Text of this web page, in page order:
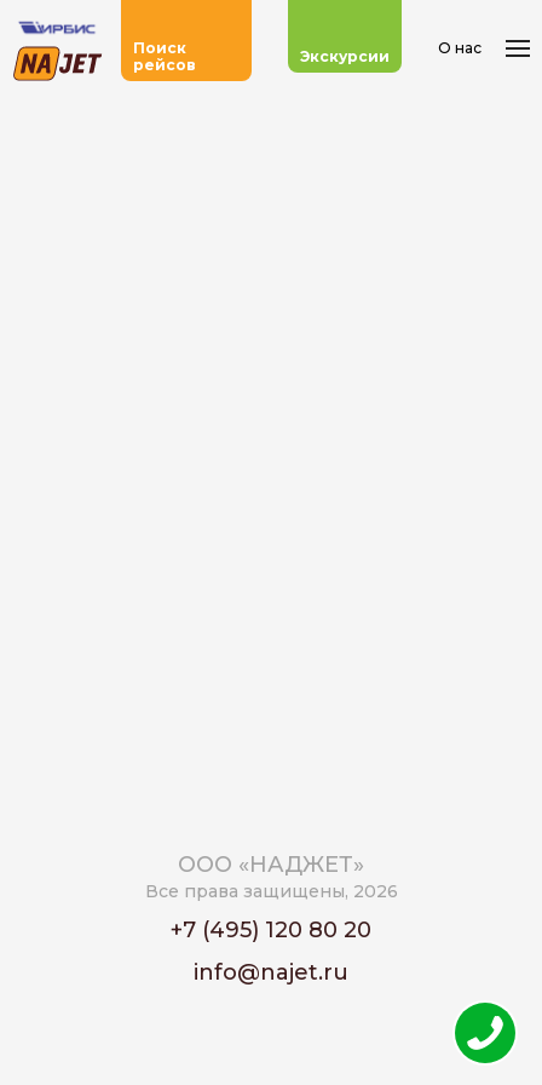
Поиск
рейсов
Экскурсии О нас
ООО «НАДЖЕТ»
Все права защищены, 2026
+7 (495) 120 80 20
info@najet.ru